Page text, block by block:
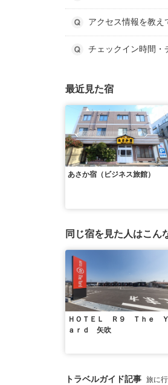
アクセス情報を教え
チェックイン時間・
最近見た宿
あさか宿（ビジネス旅館）
同じ宿を見た人はこん
ＨＯＴＥＬ Ｒ９ Ｔｈｅ Ｙ
ａｒｄ 矢吹
トラベルガイド記事 旅に